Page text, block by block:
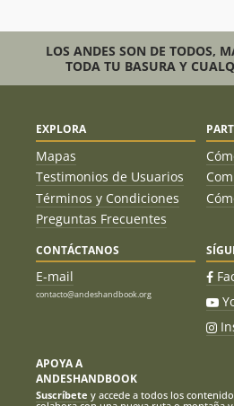
LOS ANDES SON DE TODOS,
TODA TU BASURA Y
EXPLORA
Mapas
Testimonios de Usuarios
Términos y Condiciones
Preguntas Frecuentes
CONTÁCTANOS
E-mail
contacto@andeshandbook.org
APOYA A
ANDESHANDBOOK
Suscríbete y accede a todos los